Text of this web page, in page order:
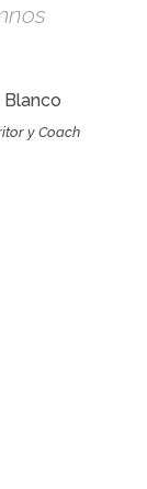
y Coach